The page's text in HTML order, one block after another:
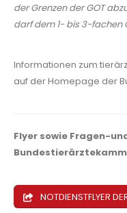
der Grenzen der GOT
darf dem 1- bis 3-fachen
Informationen zum
auf der Homepage der
Flyer sowie Fragen-
NOTDIENSTFLYER